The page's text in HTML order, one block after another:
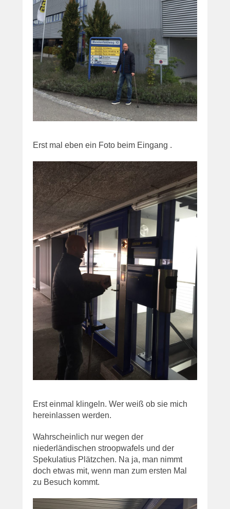
Erst mal eben ein Foto beim Eingang .
Erst einmal klingeln. Wer weiß ob sie mich
hereinlassen werden.
Wahrscheinlich nur wegen der
niederländischen stroopwafels und der
Spekulatius Plätzchen. Na ja, man nimmt
doch etwas mit, wenn man zum ersten Mal
zu Besuch kommt.